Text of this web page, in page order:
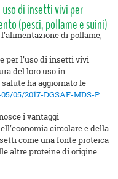
di insetti vivi per
(pesci, pollame e suini)
per l’uso di insetti vivi
del loro uso in
ha aggiornato le
05/05/2017-DGSAF-MDS-P.
i vantaggi
circolare e della
come una fonte proteica
altre proteine di origine